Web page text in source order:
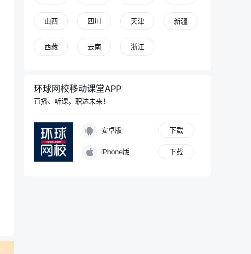
山西 四川 天津 新疆
西藏 云南 浙江
环球网校移动课堂APP
直播、听课。职达未来！
安卓版 下载
iPhone版 下载